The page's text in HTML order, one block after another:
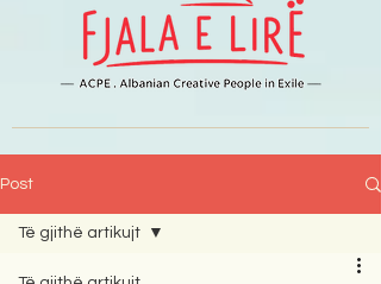
Post
Të gjithë artikujt